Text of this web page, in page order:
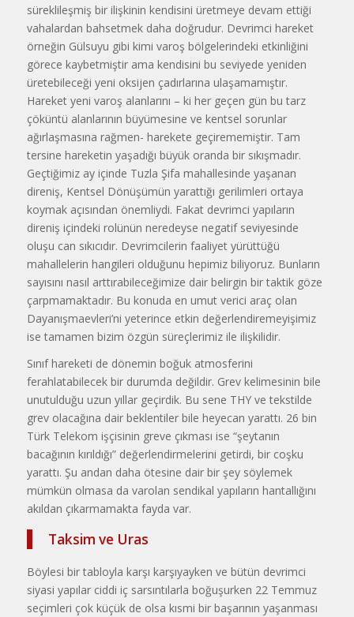
süreklileşmiş bir ilişkinin kendisini üretmeye devam ettiği
vahalardan bahsetmek daha doğrudur. Devrimci hareket
örneğin Gülsuyu gibi kimi varoş bölgelerindeki etkinliğini
görece kaybetmiştir ama kendisini bu seviyede yeniden
üretebileceği yeni oksijen çadırlarına ulaşamamıştır.
Hareket yeni varoş alanlarını – ki her geçen gün bu tarz
çöküntü alanlarının büyümesine ve kentsel sorunlar
ağırlaşmasına rağmen- harekete geçirememiştir. Tam
tersine hareketin yaşadığı büyük oranda bir sıkışmadır.
Geçtiğimiz ay içinde Tuzla Şifa mahallesinde yaşanan
direniş, Kentsel Dönüşümün yarattığı gerilimleri ortaya
koymak açısından önemliydi. Fakat devrimci yapıların
direniş içindeki rolünün neredeyse negatif seviyesinde
oluşu can sıkıcıdır. Devrimcilerin faaliyet yürüttüğü
mahallelerin hangileri olduğunu hepimiz biliyoruz. Bunların
sayısını nasıl arttırabileceğimize dair belirgin bir taktik göze
çarpmamaktadır. Bu konuda en umut verici araç olan
Dayanışmaevleri’ni yeterince etkin değerlendiremeyişimiz
ise tamamen bizim özgün süreçlerimiz ile ilişkilidir.
Sınıf hareketi de dönemin boğuk atmosferini
ferahlatabilecek bir durumda değildir. Grev kelimesinin bile
unutulduğu uzun yıllar geçirdik. Bu sene THY ve tekstilde
grev olacağına dair beklentiler bile heyecan yarattı. 26 bin
Türk Telekom işçisinin greve çıkması ise “şeytanın
bacağının kırıldığı” değerlendirmelerini getirdi, bir coşku
yarattı. Şu andan daha ötesine dair bir şey söylemek
mümkün olmasa da varolan sendikal yapıların hantallığını
akıldan çıkarmamakta fayda var.
Taksim ve Uras
Böylesi bir tabloyla karşı karşıyayken ve bütün devrimci
siyasi yapılar ciddi iç sarsıntılarla boğuşurken 22 Temmuz
seçimleri çok küçük de olsa kısmi bir başarının yaşanması